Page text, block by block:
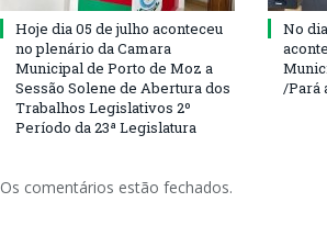
Hoje dia 05 de julho aconteceu
no plenário da Camara
Municipal de Porto de Moz a
Sessão Solene de Abertura dos
Trabalhos Legislativos 2º
Período da 23ª Legislatura
No
/Pará
Os comentários estão fechados.